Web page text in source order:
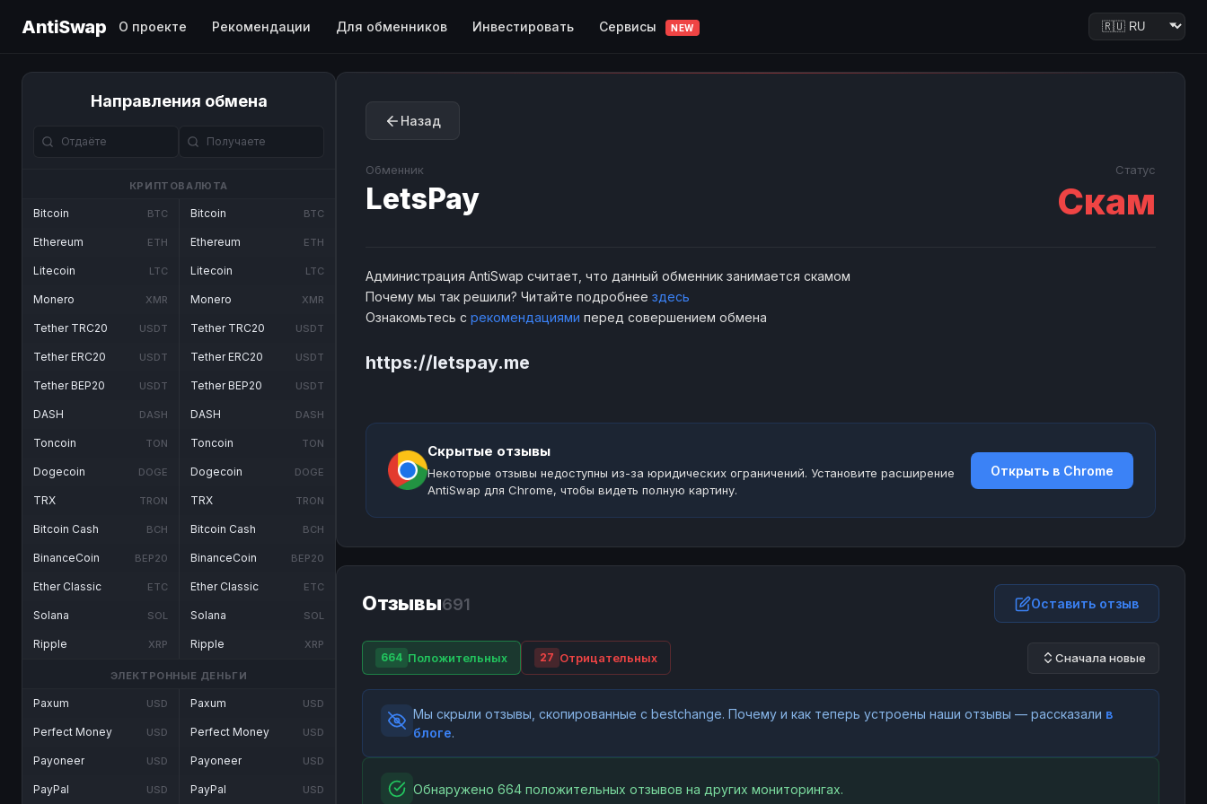
AntiSwap О проекте Рекомендации Для обменников Инвестировать Сервисы NEW
Направления обмена
КРИПТОВАЛЮТА
Bitcoin BTC
Ethereum ETH
Litecoin LTC
Monero XMR
Tether TRC20 USDT
Tether ERC20 USDT
Tether BEP20 USDT
DASH DASH
Toncoin TON
Dogecoin DOGE
TRX TRON
Bitcoin Cash BCH
BinanceCoin BEP20
Ether Classic ETC
Solana SOL
Ripple XRP
Bitcoin BTC
Ethereum ETH
Litecoin LTC
Monero XMR
Tether TRC20 USDT
Tether ERC20 USDT
Tether BEP20 USDT
DASH DASH
Toncoin TON
Dogecoin DOGE
TRX TRON
Bitcoin Cash BCH
BinanceCoin BEP20
Ether Classic ETC
Solana SOL
Ripple XRP
ЭЛЕКТРОННЫЕ ДЕНЬГИ
Paxum USD
Perfect Money USD
Payoneer USD
PayPal USD
Paxum USD
Perfect Money USD
Payoneer USD
PayPal USD
Назад
Обменник
LetsPay
Статус
Скам
Администрация AntiSwap считает, что данный обменник занимается скамом
Почему мы так решили? Читайте подробнее здесь
Ознакомьтесь с рекомендациями перед совершением обмена
https://letspay.me
Скрытые отзывы
Некоторые отзывы недоступны из-за юридических ограничений. Установите расширение
AntiSwap для Chrome, чтобы видеть полную картину.
Открыть в Chrome
Отзывы691 Оставить отзыв
664 Положительных 27 Отрицательных Сначала новые
Мы скрыли отзывы, скопированные с bestchange. Почему и как теперь устроены наши отзывы — рассказали в
блоге.
Обнаружено 664 положительных отзывов на других мониторингах.